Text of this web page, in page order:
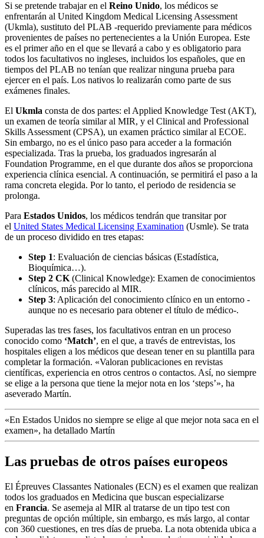
Si se pretende trabajar en el Reino Unido, los médicos se
enfrentarán al United Kingdom Medical Licensing Assessment
(Ukmla), sustituto del PLAB -requerido previamente para médicos
provenientes de países no pertenecientes a la Unión Europea. Este
es el primer año en el que se llevará a cabo y es obligatorio para
todos los facultativos no ingleses, incluidos los españoles, que en
tiempos del PLAB no tenían que realizar ninguna prueba para
ejercer en el país. Los nativos lo realizarán como parte de sus
exámenes finales.
El Ukmla consta de dos partes: el Applied Knowledge Test (AKT),
un examen de teoría similar al MIR, y el Clinical and Professional
Skills Assessment (CPSA), un examen práctico similar al ECOE.
Sin embargo, no es el único paso para acceder a la formación
especializada. Tras la prueba, los graduados ingresarán al
Foundation Programme, en el que durante dos años se proporciona
experiencia clínica esencial. A continuación, se permitirá el paso a la
rama concreta elegida. Por lo tanto, el periodo de residencia se
prolonga.
Para Estados Unidos, los médicos tendrán que transitar por
el United States Medical Licensing Examination (Usmle). Se trata
de un proceso dividido en tres etapas:
Step 1: Evaluación de ciencias básicas (Estadística,
Bioquímica…).
Step 2 CK(Clinical Knowledge): Examen de conocimientos
clínicos, más parecido al MIR.
Step 3: Aplicación del conocimiento clínico en un entorno -
aunque no es necesario para obtener el título de médico-.
Superadas las tres fases, los facultativos entran en un proceso
conocido como ‘Match’, en el que, a través de entrevistas, los
hospitales eligen a los médicos que desean tener en su plantilla para
completar la formación. «Valoran publicaciones en revistas
científicas, experiencia en otros centros o contactos. Así, no siempre
se elige a la persona que tiene la mejor nota en los ‘steps’», ha
aseverado Martín.
«En Estados Unidos no siempre se elige al que mejor nota saca en el
examen», ha detallado Martín
Las pruebas de otros países europeos
El Épreuves Classantes Nationales (ECN) es el examen que realizan
todos los graduados en Medicina que buscan especializarse
en Francia. Se asemeja al MIR al tratarse de un tipo test con
preguntas de opción múltiple, sin embargo, es más largo, al contar
con 360 cuestiones, en tres días de prueba. La nota obtenida ubica a